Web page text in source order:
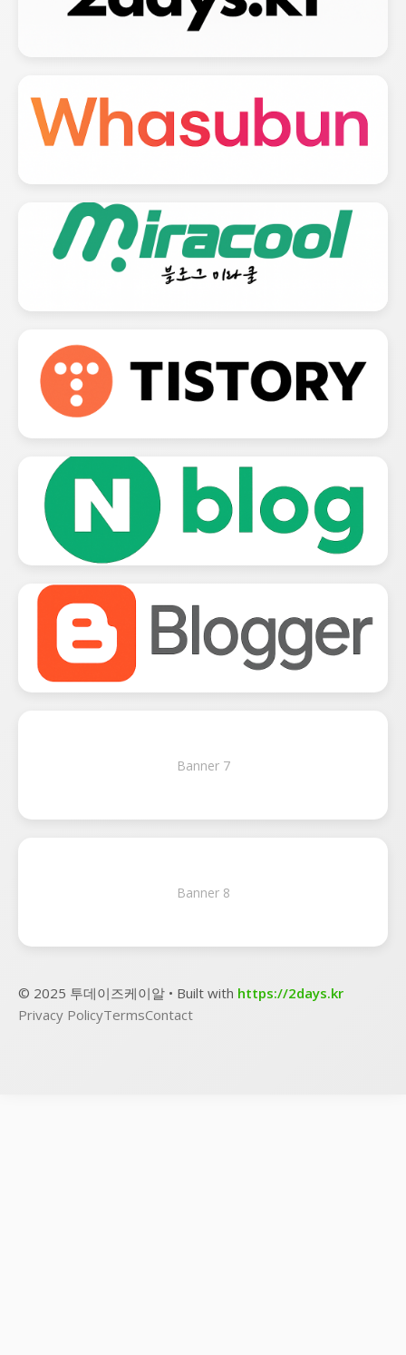
Banner 7
Banner 8
© 2025 투데이즈케이알 • Built with https://2days.kr
Privacy PolicyTermsContact